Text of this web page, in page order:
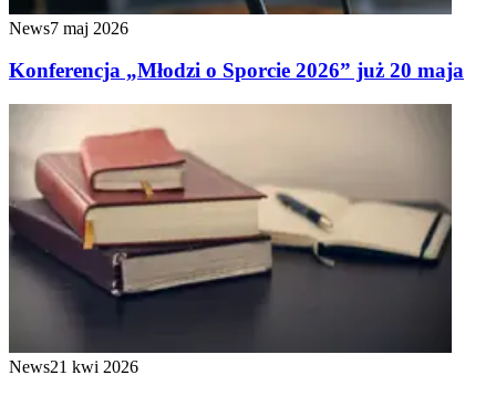
News7 maj 2026
Konferencja „Młodzi o Sporcie 2026” już 20 maja
News21 kwi 2026